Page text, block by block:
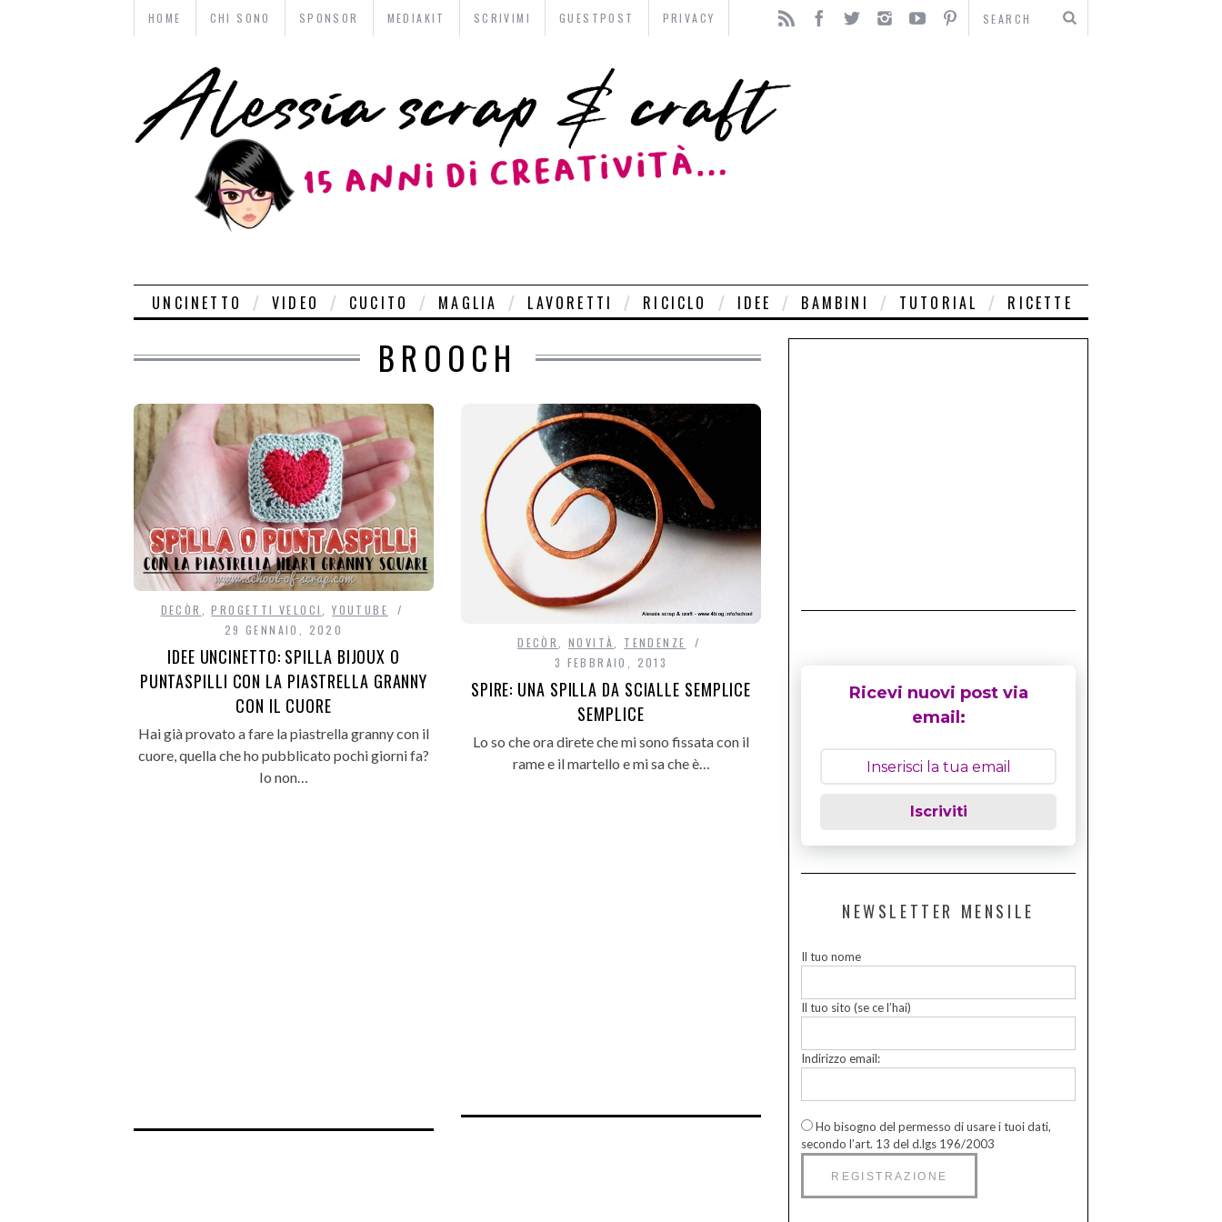
HOME CHI SONO SPONSOR MEDIAKIT SCRIVIMI GUESTPOST PRIVACY
UNCINETTO VIDEO CUCITO MAGLIA LAVORETTI RICICLO IDEE BAMBINI TUTORIAL RICETTE
BROOCH
DECÒR ,PROGETTI VELOCI ,YOUTUBE
29 GENNAIO, 2020
IDEE UNCINETTO: SPILLA BIJOUX O
PUNTASPILLI CON LA PIASTRELLA GRANNY
CON IL CUORE
Hai già provato a fare la piastrella granny con il
cuore, quella che ho pubblicato pochi giorni fa?
Io non…
DECÒR NOVITÀ
TENDENZE
3 FEBBRAIO, 2013
SPIRE: UNA SPILLA DA SCIALLE SEMPLICE
SEMPLICE
Lo so che ora direte che mi sono fissata con il
rame e il martello e mi sa che è…
Ricevi nuovi post via
email:
Iscriviti
NEWSLETTER MENSILE
Il tuo nome
Il tuo sito (se ce l’hai)
Indirizzo email:
Ho bisogno del permesso di usare i tuoi dati,
secondo l’art. 13 del d.lgs 196/2003